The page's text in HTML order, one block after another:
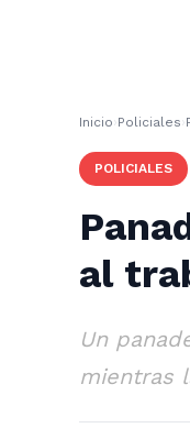
Inicio ›Policiales ›
POLICIALES
al
Un
mientras